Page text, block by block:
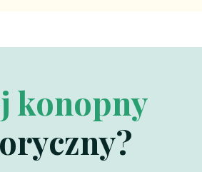
konopny